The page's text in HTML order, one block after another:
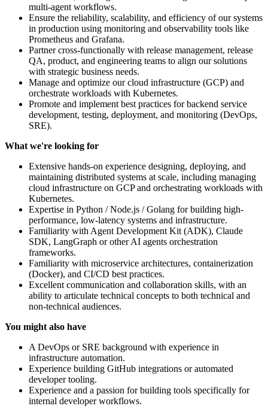
multi-agent workflows.
Ensure the reliability, scalability, and efficiency of our systems
in production using monitoring and observability tools like
Prometheus and Grafana.
Partner cross-functionally with release management, release
QA, product, and engineering teams to align our solutions
with strategic business needs.
Manage and optimize our cloud infrastructure (GCP) and
orchestrate workloads with Kubernetes.
Promote and implement best practices for backend service
development, testing, deployment, and monitoring (DevOps,
SRE).
What we're looking for
Extensive hands-on experience designing, deploying, and
maintaining distributed systems at scale, including managing
cloud infrastructure on GCP and orchestrating workloads with
Kubernetes.
Expertise in Python / Node.js / Golang for building high-
performance, low-latency systems and infrastructure.
Familiarity with Agent Development Kit (ADK), Claude
SDK, LangGraph or other AI agents orchestration
frameworks.
Familiarity with microservice architectures, containerization
(Docker), and CI/CD best practices.
Excellent communication and collaboration skills, with an
ability to articulate technical concepts to both technical and
non-technical audiences.
You might also have
A DevOps or SRE background with experience in
infrastructure automation.
Experience building GitHub integrations or automated
developer tooling.
Experience and a passion for building tools specifically for
internal developer workflows.